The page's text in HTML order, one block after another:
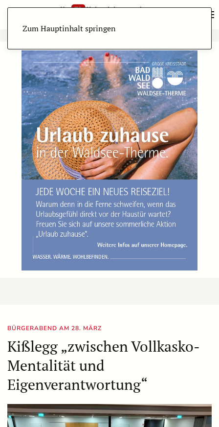
Zum Hauptinhalt springen
BÜRGERABEND AM 28. MÄRZ
Kißlegg „zwischen Vollkasko-
Mentalität und
Eigenverantwortung“